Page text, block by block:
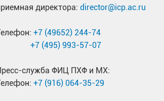
директора: director@icp.ac.ru
+7 (49652) 244-74
+7 (495) 993-57-07
служба ФИЦ ПХФ и МХ:
+7 (916) 064-35-29